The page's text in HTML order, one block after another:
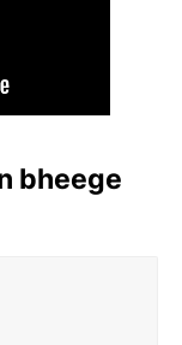
bheege